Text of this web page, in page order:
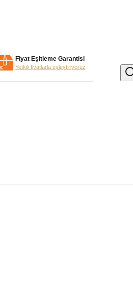
Fiyat Eşitleme Garantisi
Yetkili fiyatlarla eşleştiriyoruz